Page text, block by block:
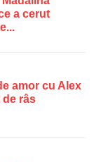
a cerut
amor cu Alex
de râs